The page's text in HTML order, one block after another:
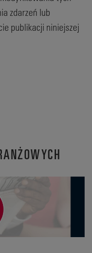
zdarzeń lub
publikacji niniejszej